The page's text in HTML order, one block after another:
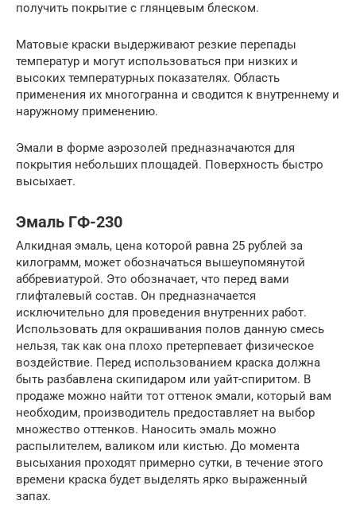
получить покрытие с глянцевым блеском.
Матовые краски выдерживают резкие перепады
температур и могут использоваться при низких и
высоких температурных показателях. Область
применения их многогранна и сводится к внутреннему и
наружному применению.
Эмали в форме аэрозолей предназначаются для
покрытия небольших площадей. Поверхность быстро
высыхает.
Эмаль ГФ-230
Алкидная эмаль, цена которой равна 25 рублей за
килограмм, может обозначаться вышеупомянутой
аббревиатурой. Это обозначает, что перед вами
глифталевый состав. Он предназначается
исключительно для проведения внутренних работ.
Использовать для окрашивания полов данную смесь
нельзя, так как она плохо претерпевает физическое
воздействие. Перед использованием краска должна
быть разбавлена скипидаром или уайт-спиритом. В
продаже можно найти тот оттенок эмали, который вам
необходим, производитель предоставляет на выбор
множество оттенков. Наносить эмаль можно
распылителем, валиком или кистью. До момента
высыхания проходят примерно сутки, в течение этого
времени краска будет выделять ярко выраженный
запах.